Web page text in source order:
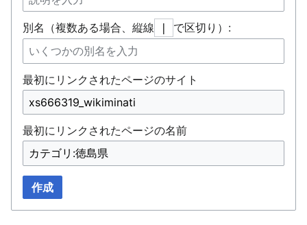
別名（複数ある場合、縦線 | で区切り）:
最初にリンクされたページのサイト
最初にリンクされたページの名前
作成